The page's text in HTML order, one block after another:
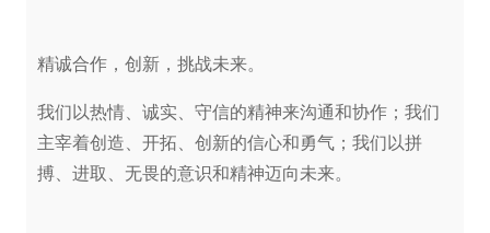
精诚合作，创新，挑战未来。
我们以热情、诚实、守信的精神来沟通和协作；我们
主宰着创造、开拓、创新的信心和勇气；我们以拼
搏、进取、无畏的意识和精神迈向未来。